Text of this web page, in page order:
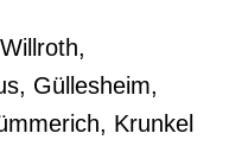
Güllesheim,
Krunkel